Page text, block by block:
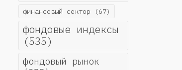
финансовый сектор (67)
фондовые индексы
(535)
фондовый рынок